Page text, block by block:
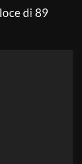
di 89